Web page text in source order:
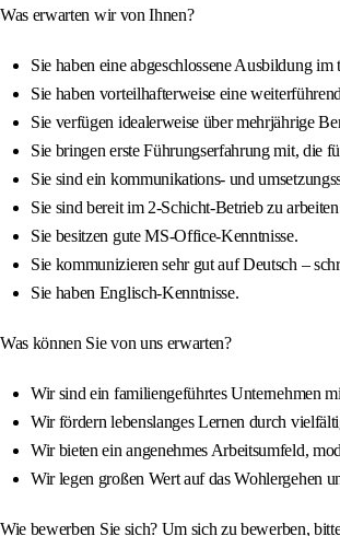
Was erwarten wir von Ihnen?
Sie haben eine abgeschlossene Ausbildung im
Sie haben vorteilhafterweise eine
Sie verfügen idealerweise über mehrjährige
Sie bringen erste Führungserfahrung mit, die
Sie sind ein kommunikations- und
Sie sind bereit im 2-Schicht-Betrieb zu
Sie besitzen gute MS-Office-Kenntnisse.
Sie kommunizieren sehr gut auf Deutsch –
Sie haben Englisch-Kenntnisse.
Was können Sie von uns erwarten?
Wir sind ein familiengeführtes Unternehmen
Wir fördern lebenslanges Lernen durch
Wir bieten ein angenehmes Arbeitsumfeld,
Wir legen großen Wert auf das Wohlergehen
Wie bewerben Sie sich? Um sich zu bewerben,